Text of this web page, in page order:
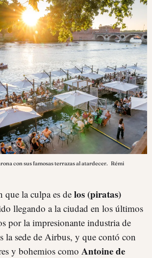
con sus famosas terrazas al atardecer. Rémi
que la culpa es de los (piratas)
llegando a la ciudad en los últimos
por la impresionante industria de
la sede de Airbus, y que contó con
y bohemios como Antoine de